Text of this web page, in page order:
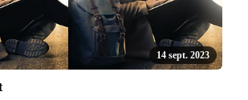
14 sept. 2023